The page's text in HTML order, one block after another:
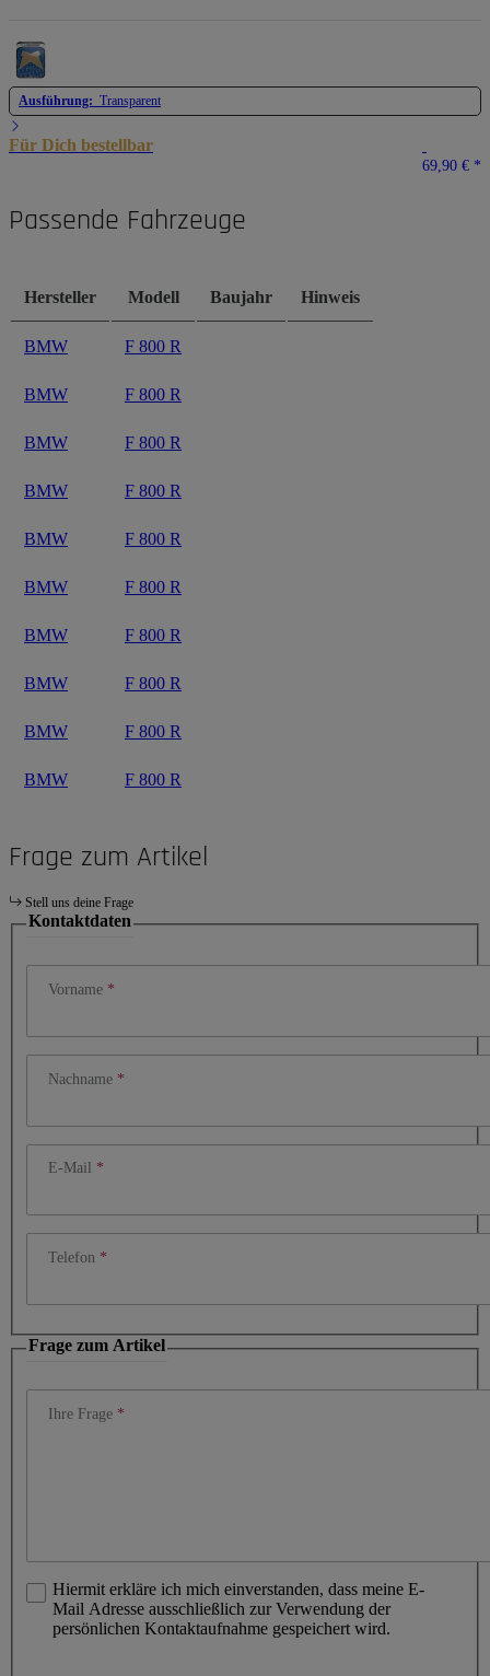
Ausführung: Transparent
Für Dich bestellbar
69,90 € *
Passende Fahrzeuge
Hersteller Modell Baujahr Hinweis
BMW F 800 R
BMW F 800 R
BMW F 800 R
BMW F 800 R
BMW F 800 R
BMW F 800 R
BMW F 800 R
BMW F 800 R
BMW F 800 R
BMW F 800 R
Frage zum Artikel
Stell uns deine Frage
Kontaktdaten
Vorname
Nachname
E-Mail
Telefon
Frage zum Artikel
Ihre Frage
Hiermit erkläre ich mich einverstanden, dass meine E-
Mail Adresse ausschließlich zur Verwendung der
persönlichen Kontaktaufnahme gespeichert wird.